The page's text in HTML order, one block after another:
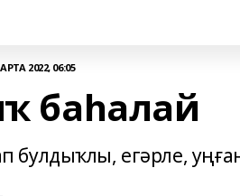
2022, 06:05
баһалай
булдыҡлы, егәрле,